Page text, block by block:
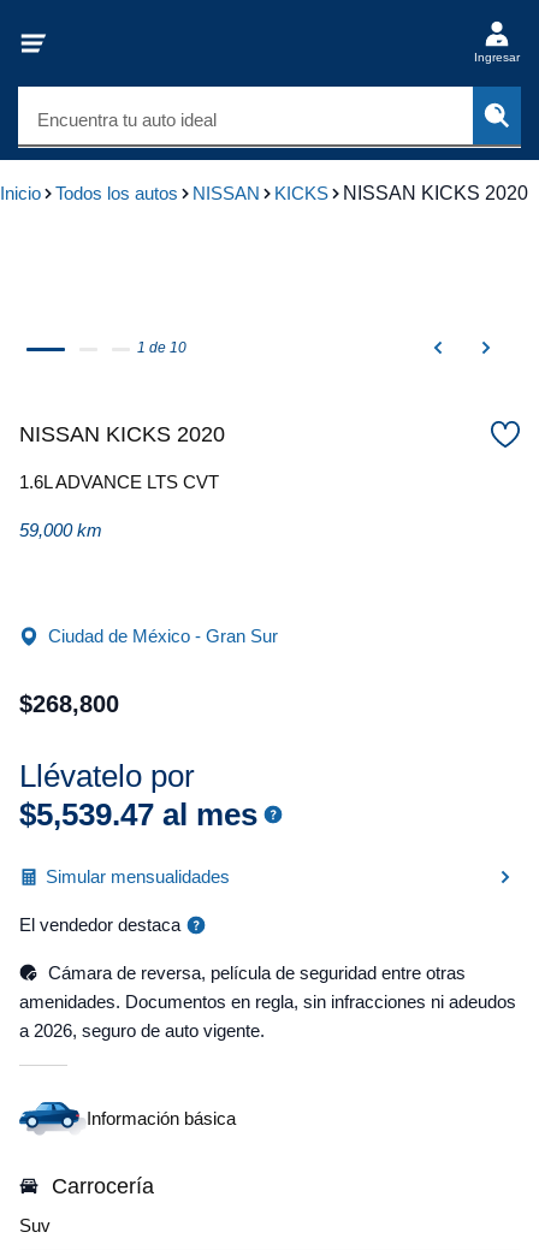
Ingresar
Encuentra tu auto ideal
Inicio Todos los autos NISSAN KICKS NISSAN KICKS 2020
1 de 10
NISSAN KICKS 2020
1.6L ADVANCE LTS CVT
59,000 km
Ciudad de México - Gran Sur
$268,800
Llévatelo por
$5,539.47 al mes
Simular mensualidades
El vendedor destaca
Cámara de reversa, película de seguridad entre otras
amenidades. Documentos en regla, sin infracciones ni adeudos
a 2026, seguro de auto vigente.
Información básica
Carrocería
Suv